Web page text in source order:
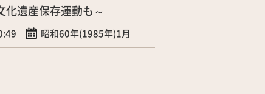
化遺産保存運動も～
昭和60年(1985年)1月